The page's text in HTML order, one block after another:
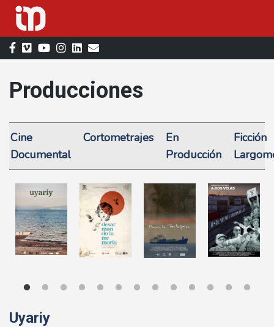
Saltar
al
Producciones
Cine
Documental
Cortometrajes
En
Producción
Ficción
Uyariy